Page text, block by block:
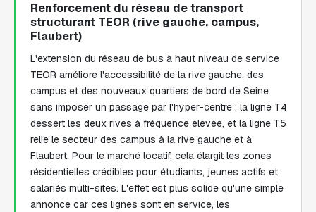
Renforcement du réseau de transport
structurant TEOR (rive gauche, campus,
Flaubert)
L'extension du réseau de bus à haut niveau de service
TEOR améliore l'accessibilité de la rive gauche, des
campus et des nouveaux quartiers de bord de Seine
sans imposer un passage par l'hyper-centre : la ligne T4
dessert les deux rives à fréquence élevée, et la ligne T5
relie le secteur des campus à la rive gauche et à
Flaubert. Pour le marché locatif, cela élargit les zones
résidentielles crédibles pour étudiants, jeunes actifs et
salariés multi-sites. L'effet est plus solide qu'une simple
annonce car ces lignes sont en service, les